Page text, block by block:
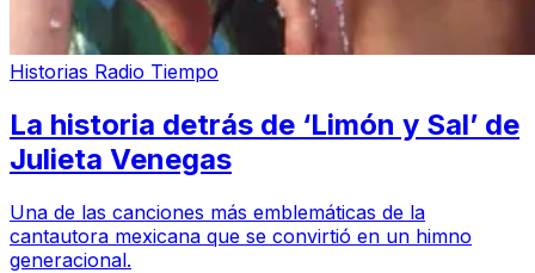
Historias Radio Tiempo
La historia detrás de ‘Limón y Sal’ de
Julieta Venegas
Una de las canciones más emblemáticas de la
cantautora mexicana que se convirtió en un himno
generacional.